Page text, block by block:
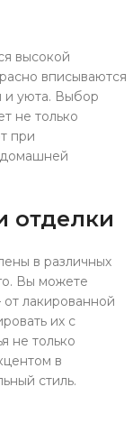
высокой
вписываются
и уюта. Выбор
не только
при
домашней
отделки
в различных
Вы можете
лакированной
их с
не только
в
стиль.